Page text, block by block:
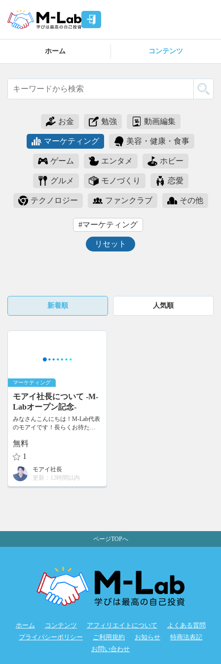
ホーム コンテンツ
お金 勉強 動画編集
マーケティング 美容・健康・食事
ゲーム エンタメ ホビー
グルメ モノづくり 恋愛
テクノロジー ファンクラブ その他
#マーケティング
リセット
新着順 人気順
モアイ社長について -M-
Labオープン記念-
みなさんこんにちは！M-Lab代表
のモアイです！長らくお待たせ
ンツ販売サ
無料
1
モアイ社長
更新：12時間以内
ページTOPへ
ホーム コンテンツ アフィリエイトについて
よくある質問
プライバシーポリシー
ご利用規約 お知らせ
特商法表記
お問い合わせ